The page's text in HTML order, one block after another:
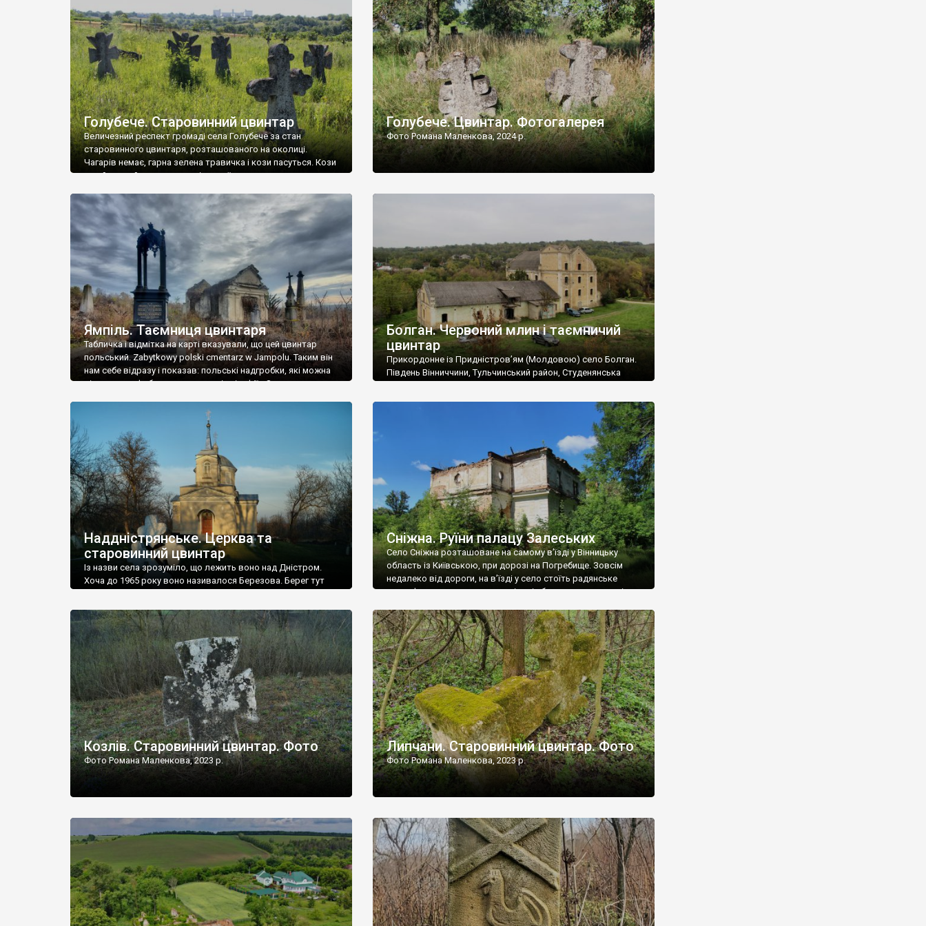
[…]
Голубече. Старовинний цвинтар
Величезний респект громаді села Голубече за стан
старовинного цвинтаря, розташованого на околиці.
Чагарів немає, гарна зелена травичка і кози пасуться. Кози
– найкращий регулятор шкідливої, для старих кладовищ,
бруньками, кози ті бруньки обгризають, бо то улюблений
делікатес. На цвинтарі у Голубечому ціла колекція
різноманітних форм хрестів. Село відносно невелике, […]
Голубече. Цвинтар. Фотогалерея
Фото Романа Маленкова, 2024 р.
Ямпіль. Таємниця цвинтаря
Табличка і відмітка на карті вказували, що цей цвинтар
польський. Zabytkowy polski cmentarz w Jampolu. Таким він
нам себе відразу і показав: польські надгробки, які можна
віднести до фабричних, польські епітафії… Загалом цвинтар
виявилося більше семи гектарів. Перше враження про
абсолютну звичайність польського цвинтаря виявилося
оманливим – […]
Болган. Червоний млин і таємничий
цвинтар
Прикордонне із Придністров’ям (Молдовою) село Болган.
Південь Вінниччини, Тульчинський район, Студенянська
старовинний цвинтар із кам’яними хрестами. Всі епітафії, які
збереглися, написані кирилицею, церковнослов’янською
мовою. За всіма традиційними ознаками – цвинтар
український. Хрести датуються 19 століттям. У 1924-1940
роках Болган […]
Наддністрянське. Церква та
старовинний цвинтар
Із назви села зрозуміло, що лежить воно над Дністром.
Хоча до 1965 року воно називалося Березова. Берег тут
Наддністрянське відрізняється від більшості навколишніх
сіл. У селі є мурована Михайлівська церква. Точної дати […]
Сніжна. Руїни палацу Залеських
Село Сніжна розташоване на самому в’їзді у Вінницьку
область із Київською, при дорозі на Погребище. Зовсім
недалеко від дороги, на в’їзді у село стоїть радянське
рельєфне пано, яке показує жінку і яблуню, а трохи далі,
дороги їх не видно, але видно дві стареньких колії у траві –
[…]
Козлів. Старовинний цвинтар. Фото
Фото Романа Маленкова, 2023 р.
Липчани. Старовинний цвинтар. Фото
Фото Романа Маленкова, 2023 р.